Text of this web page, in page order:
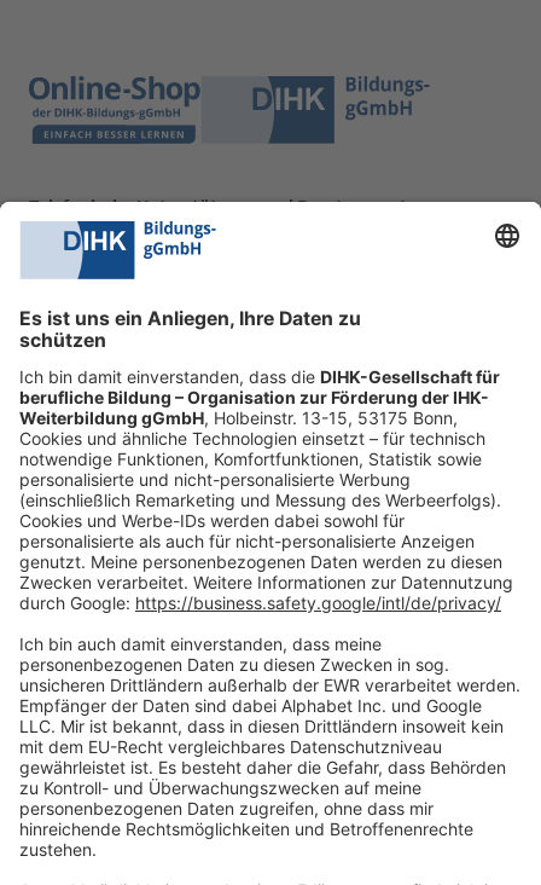
Telefonische Unterstützung und Beratung unter:
0228 6205 205
Fr.:
09:00-14:00 Uhr
shop@dihk-bildung.shop
Vertrag widerrufen
Zahlungsarten
Social Media
Oft Gesucht